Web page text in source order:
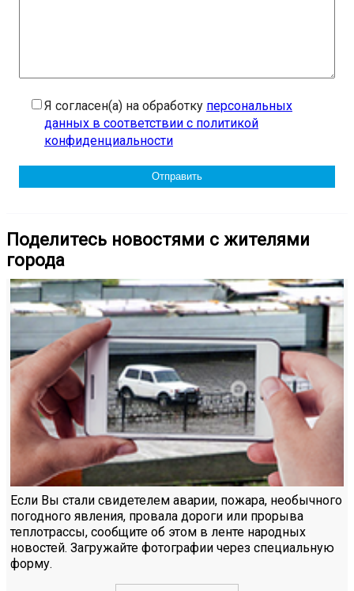
Я согласен(а) на обработку персональных
данных в соответствии с политикой
конфиденциальности
Поделитесь новостями с жителями
города
Если Вы стали свидетелем аварии, пожара, необычного
погодного явления, провала дороги или прорыва
теплотрассы, сообщите об этом в ленте народных
новостей. Загружайте фотографии через специальную
форму.